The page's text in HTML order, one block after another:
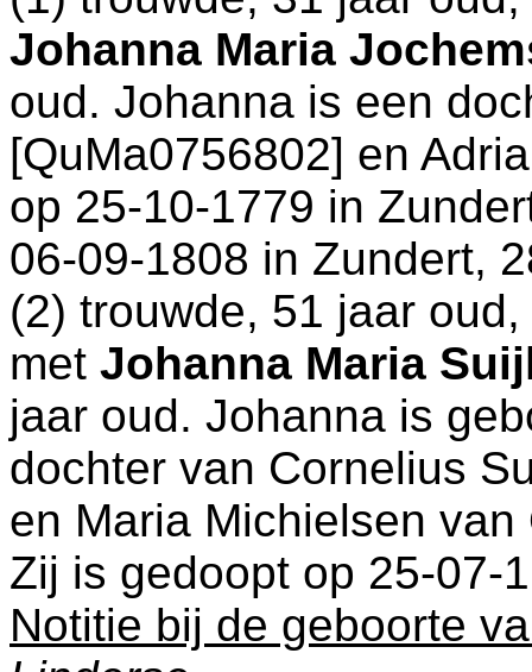
Johanna Maria
oud. Johanna is een
[QuMa0756802] en
op 25-10-1779 in
06-09-1808 in Zundert,
(2) trouwde, 51 jaar
met Johanna Maria
jaar oud. Johanna is
dochter van Cornelius
en Maria Michielsen
Zij is gedoopt op 25-07-
Notitie bij de geboorte